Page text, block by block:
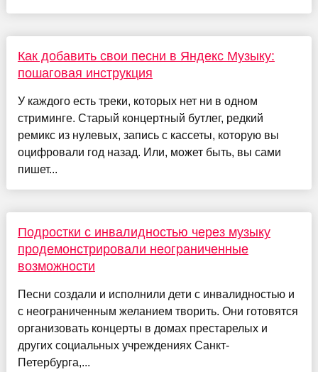
Как добавить свои песни в Яндекс Музыку:
пошаговая инструкция
У каждого есть треки, которых нет ни в одном
стриминге. Старый концертный бутлег, редкий
ремикс из нулевых, запись с кассеты, которую вы
оцифровали год назад. Или, может быть, вы сами
пишет...
Подростки с инвалидностью через музыку
продемонстрировали неограниченные
возможности
Песни создали и исполнили дети с инвалидностью и
с неограниченным желанием творить. Они готовятся
организовать концерты в домах престарелых и
других социальных учреждениях Санкт-
Петербурга,...